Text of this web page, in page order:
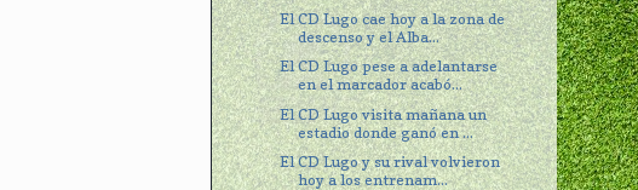
El CD Lugo cae hoy a la zona de
descenso y el Alba...
El CD Lugo pese a adelantarse
en el marcador acabó...
El CD Lugo visita mañana un
estadio donde ganó en ...
El CD Lugo y su rival volvieron
hoy a los entrenam...